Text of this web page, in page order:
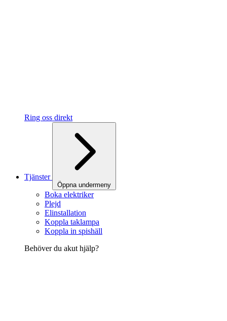
Ring oss direkt
Tjänster
Öppna undermeny
Boka elektriker
Plejd
Elinstallation
Koppla taklampa
Koppla in spishäll
Behöver du akut hjälp?